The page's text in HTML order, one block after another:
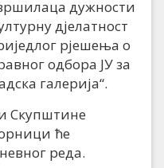
дужности
дјелатност
рјешења о
одбора ЈУ за
галерија“.
Скупштине
ће
реда.